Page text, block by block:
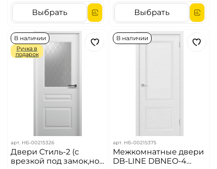
Выбрать
Выбрать
В наличии
Ручка в
подарок
арт. НБ-00215326
Двери Стиль-2 (с
врезкой под замок,но
В наличии
арт. НБ-00215375
Межкомнатные двери
DB-LINE DBNEO-4